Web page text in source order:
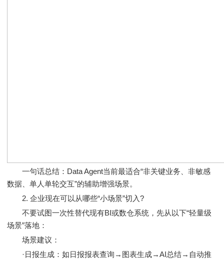
一句话总结：Data Agent当前最适合“非关键业务、非敏感
数据、单人单轮交互”的辅助增强场景。
2. 企业现在可以从哪些“小场景”切入?
不要试图一次性替代现有BI或数仓系统，先从以下“轻量级
场景”落地：
场景建议：
·日报生成：如日报报表查询→图表生成→AI总结→自动推